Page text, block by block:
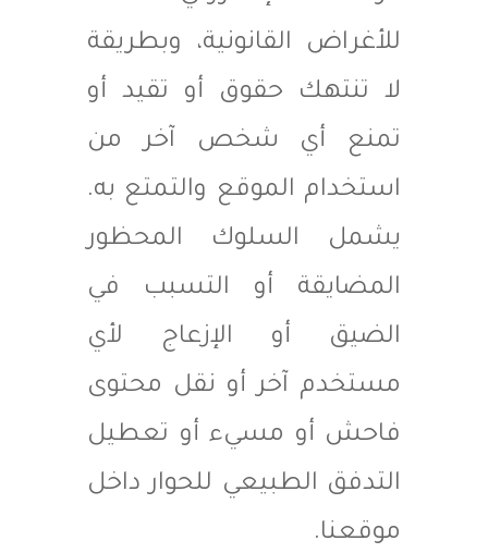
للأغراض القانونية، وبطريقة
لا تنتهك حقوق أو تقيد أو
تمنع أي شخص آخر من
استخدام الموقع والتمتع به.
يشمل السلوك المحظور
المضايقة أو التسبب في
الضيق أو الإزعاج لأي
مستخدم آخر أو نقل محتوى
فاحش أو مسيء أو تعطيل
التدفق الطبيعي للحوار داخل
موقعنا.